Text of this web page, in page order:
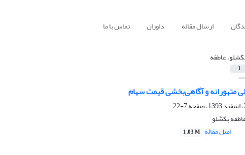
ارسال مقاله داوران تماس با ما
عاطفه
1
متهورانه و آگاهی‌بخشی قیمت سهام
7-22
بکشلو
اصل مقاله 1.03 M